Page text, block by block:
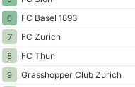
6
FC Basel 1893
7
FC Zurich
8
FC Thun
9
Grasshopper Club Zurich